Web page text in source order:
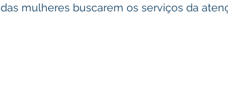
das mulheres buscarem os serviços da